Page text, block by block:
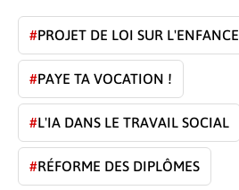
#PROJET DE LOI SUR L'ENFANCE
#PAYE TA VOCATION !
#L'IA DANS LE TRAVAIL SOCIAL
#RÉFORME DES DIPLÔMES